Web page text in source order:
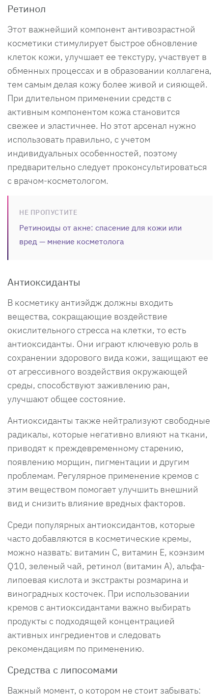
Ретинол
Этот важнейший компонент антивозрастной
косметики стимулирует быстрое обновление
клеток кожи, улучшает ее текстуру, участвует в
обменных процессах и в образовании коллагена,
тем самым делая кожу более живой и сияющей.
При длительном применении средств с
активным компонентом кожа становится
свежее и эластичнее. Но этот арсенал нужно
использовать правильно, с учетом
индивидуальных особенностей, поэтому
предварительно следует проконсультироваться
с врачом-косметологом.
НЕ ПРОПУСТИТЕ
Ретиноиды от акне: спасение для кожи или
вред — мнение косметолога
Антиоксиданты
В косметику антиэйдж должны входить
вещества, сокращающие воздействие
окислительного стресса на клетки, то есть
антиоксиданты. Они играют ключевую роль в
сохранении здорового вида кожи, защищают ее
от агрессивного воздействия окружающей
среды, способствуют заживлению ран,
улучшают общее состояние.
Антиоксиданты также нейтрализуют свободные
радикалы, которые негативно влияют на ткани,
приводят к преждевременному старению,
появлению морщин, пигментации и другим
проблемам. Регулярное применение кремов с
этим веществом помогает улучшить внешний
вид и снизить влияние вредных факторов.
Среди популярных антиоксидантов, которые
часто добавляются в косметические кремы,
можно назвать: витамин С, витамин Е, коэнзим
Q10, зеленый чай, ретинол (витамин A), альфа-
липоевая кислота и экстракты розмарина и
виноградных косточек. При использовании
кремов с антиоксидантами важно выбирать
продукты с подходящей концентрацией
активных ингредиентов и следовать
рекомендациям по применению.
Средства с липосомами
Важный момент, о котором не стоит забывать: